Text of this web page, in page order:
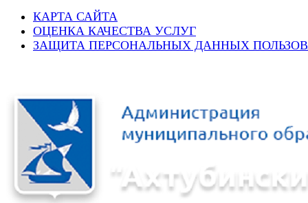
КАРТА САЙТА
ОЦЕНКА КАЧЕСТВА УСЛУГ
ЗАЩИТА ПЕРСОНАЛЬНЫХ ДАННЫХ